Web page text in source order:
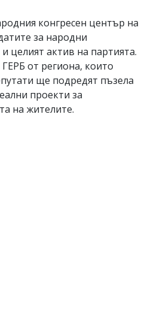
конгресен център на
за народни
целият актив на партията.
от региона, които
ще подредят пъзела
проекти за
на жителите.